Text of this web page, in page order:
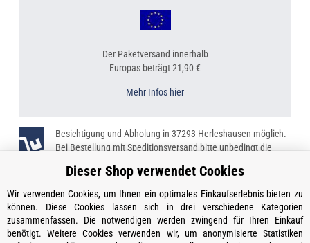
Der Paketversand innerhalb
Europas beträgt 21,90 €
Mehr Infos hier
Besichtigung und Abholung in 37293 Herleshausen möglich.
Bei Bestellung mit Speditionsversand bitte unbedingt die
Kontakt
Dieser Shop verwendet Cookies
Wir verwenden Cookies, um Ihnen ein optimales Einkaufserlebnis bieten zu
können. Diese Cookies lassen sich in drei verschiedene Kategorien
zusammenfassen. Die notwendigen werden zwingend für Ihren Einkauf
benötigt. Weitere Cookies verwenden wir, um anonymisierte Statistiken